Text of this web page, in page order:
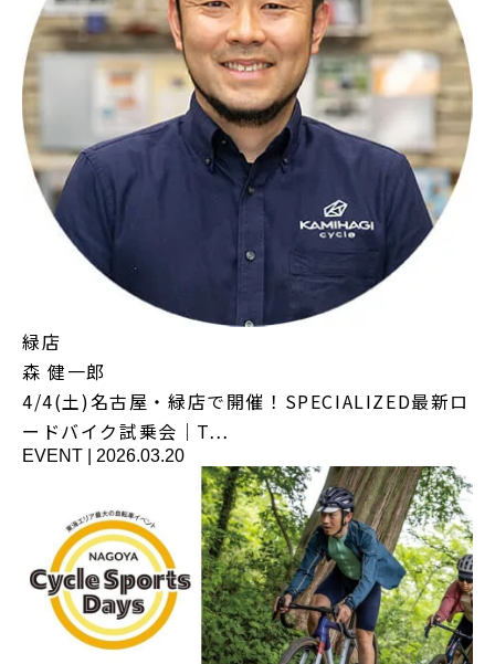
緑店
森 健一郎
4/4(土)名古屋・緑店で開催！SPECIALIZED最新ロ
ードバイク試乗会｜T…
EVENT 2026.03.20